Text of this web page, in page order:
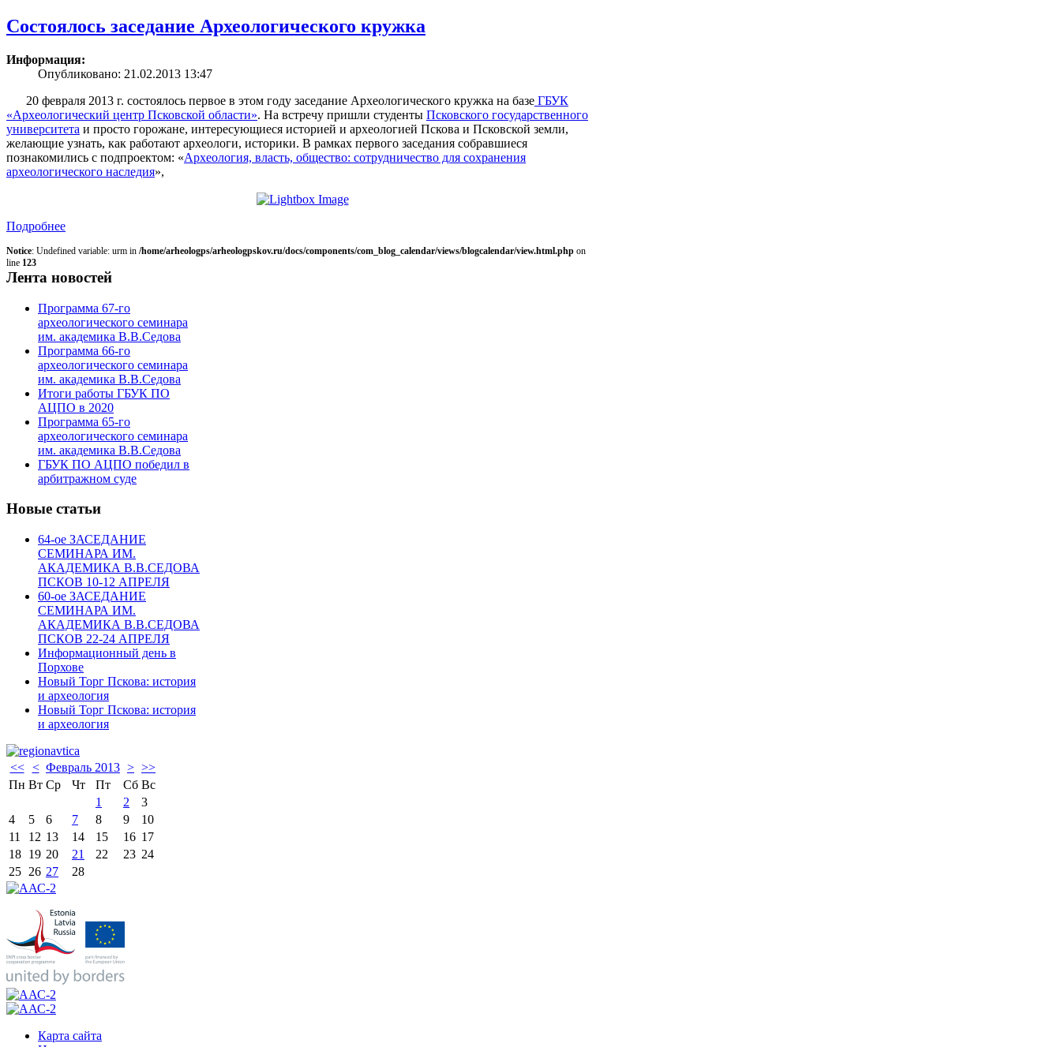
Состоялось заседание Археологического кружка
Информация:
Опубликовано: 21.02.2013 13:47
20 февраля 2013 г. состоялось первое в этом году заседание Археологического кружка на базе ГБУК
«Археологический центр Псковской области». На встречу пришли студенты Псковского государственного
университета и просто горожане, интересующиеся историей и археологией Пскова и Псковской земли,
желающие узнать, как работают археологи, историки. В рамках первого заседания собравшиеся
познакомились с подпроектом: «Археология, власть, общество: сотрудничество для сохранения
археологического наследия»,
Подробнее
Notice: Undefined variable: urm in /home/arheologps/arheologpskov.ru/docs/components/com_blog_calendar/views/blogcalendar/view.html.php on
line 123
Лента новостей
Программа 67-го
археологического семинара
им. академика В.В.Седова
Программа 66-го
археологического семинара
им. академика В.В.Седова
Итоги работы ГБУК ПО
АЦПО в 2020
Программа 65-го
археологического семинара
им. академика В.В.Седова
ГБУК ПО АЦПО победил в
арбитражном суде
Новые статьи
64-ое ЗАСЕДАНИЕ
СЕМИНАРА ИМ.
АКАДЕМИКА В.В.СЕДОВА
ПСКОВ 10-12 АПРЕЛЯ
60-ое ЗАСЕДАНИЕ
СЕМИНАРА ИМ.
АКАДЕМИКА В.В.СЕДОВА
ПСКОВ 22-24 АПРЕЛЯ
Информационный день в
Порхове
Новый Торг Пскова: история
и археология
Новый Торг Пскова: история
и археология
<< < Февраль 2013 > >>
Пн Вт Ср Чт Пт Сб Вс
1
2
3
4
5 6 7 8 9
10
11
12 13 14 15 16 17
18 19 20 21 22 23 24
25 26 27 28
Карта сайта